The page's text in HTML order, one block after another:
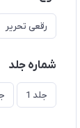
رقعی تحریر
شماره جلد
جلد 1